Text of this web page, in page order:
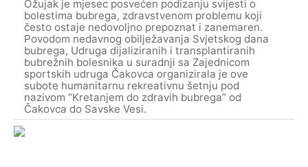
Ožujak je mjesec posvećen podizanju svijesti o
bolestima bubrega, zdravstvenom problemu koji
često ostaje nedovoljno prepoznat i zanemaren.
Povodom nedavnog obilježavanja Svjetskog dana
bubrega, Udruga dijaliziranih i transplantiranih
bubrežnih bolesnika u suradnji sa Zajednicom
sportskih udruga Čakovca organizirala je ove
subote humanitarnu rekreativnu šetnju pod
nazivom “Kretanjem do zdravih bubrega” od
Čakovca do Savske Vesi.